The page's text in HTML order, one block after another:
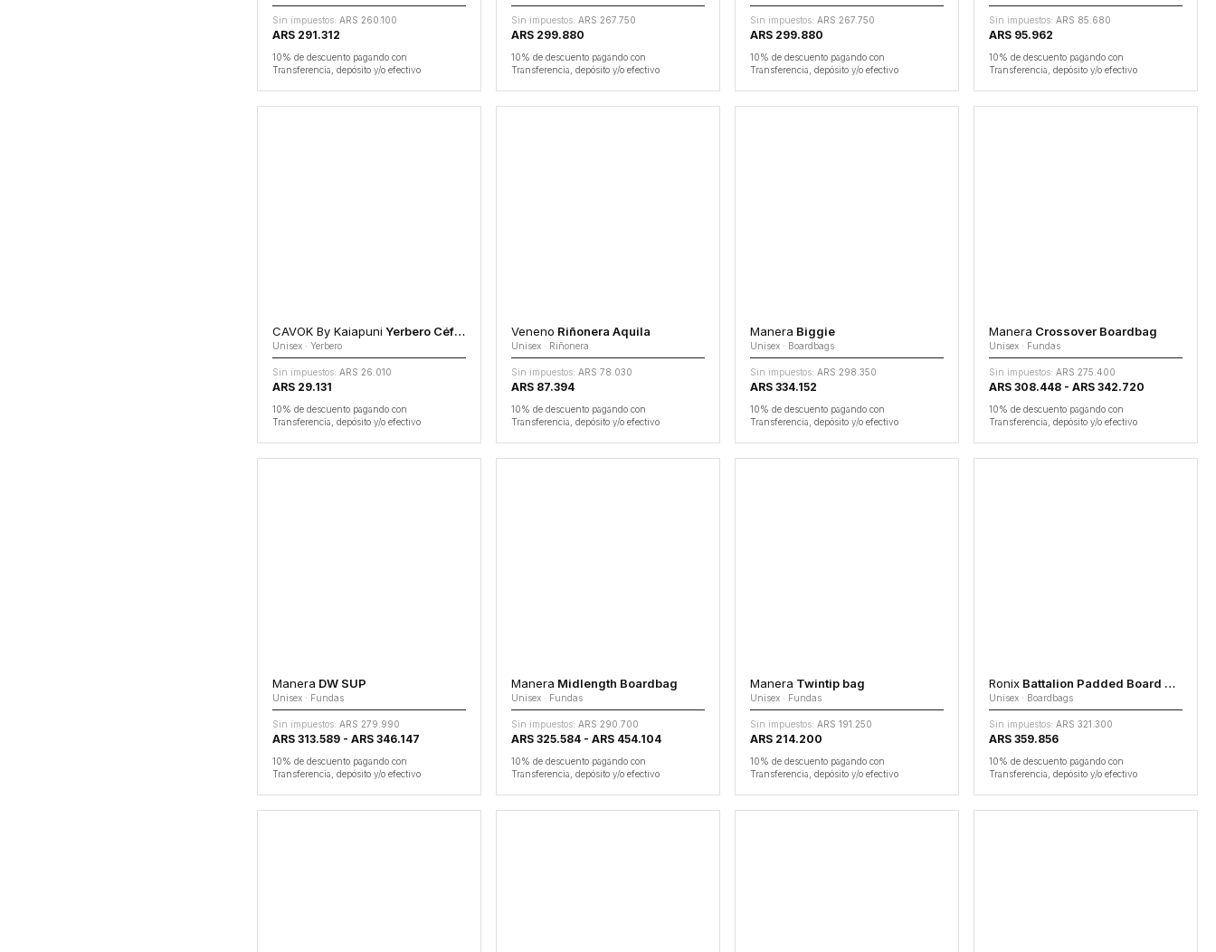
Sin impuestos: ARS 260.100
ARS 291.312
10% de descuento pagando con
Transferencia, depósito y/o efectivo
Sin impuestos: ARS 267.750
ARS 299.880
10% de descuento pagando con
Transferencia, depósito y/o efectivo
Sin impuestos: ARS 267.750
ARS 299.880
10% de descuento pagando con
Transferencia, depósito y/o efectivo
Sin impuestos: ARS 85.680
ARS 95.962
10% de descuento pagando con
Transferencia, depósito y/o efectivo
CAVOK By Kaiapuni Yerbero Céfiro
Unisex · Yerbero
Sin impuestos: ARS 26.010
ARS 29.131
10% de descuento pagando con
Transferencia, depósito y/o efectivo
Veneno Riñonera Aquila
Unisex · Riñonera
Sin impuestos: ARS 78.030
ARS 87.394
10% de descuento pagando con
Transferencia, depósito y/o efectivo
Manera Biggie
Unisex · Boardbags
Sin impuestos: ARS 298.350
ARS 334.152
10% de descuento pagando con
Transferencia, depósito y/o efectivo
Manera Crossover Boardbag
Unisex · Fundas
Sin impuestos: ARS 275.400
ARS 308.448 - ARS 342.720
10% de descuento pagando con
Transferencia, depósito y/o efectivo
Manera DW SUP
Unisex · Fundas
Sin impuestos: ARS 279.990
ARS 313.589 - ARS 346.147
10% de descuento pagando con
Transferencia, depósito y/o efectivo
Manera Midlength Boardbag
Unisex · Fundas
Sin impuestos: ARS 290.700
ARS 325.584 - ARS 454.104
10% de descuento pagando con
Transferencia, depósito y/o efectivo
Manera Twintip bag
Unisex · Fundas
Sin impuestos: ARS 191.250
ARS 214.200
10% de descuento pagando con
Transferencia, depósito y/o efectivo
Ronix Battalion Padded Board Case
Unisex · Boardbags
Sin impuestos: ARS 321.300
ARS 359.856
10% de descuento pagando con
Transferencia, depósito y/o efectivo